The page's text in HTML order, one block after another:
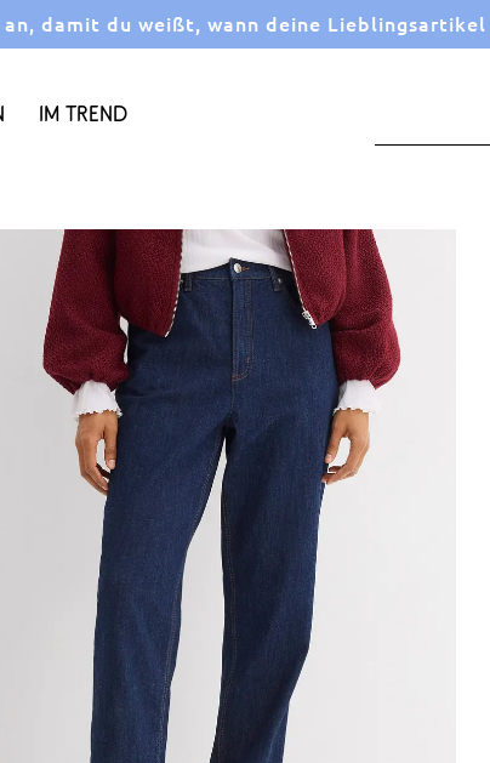
damit du weißt, wann deine
Im Trend